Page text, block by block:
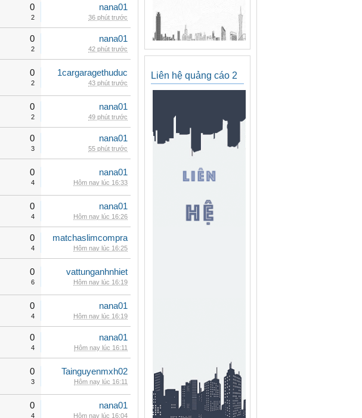
0
2
nana01
36 phút trước
0
2
nana01
42 phút trước
0
2
1cargaragethuduc
43 phút trước
0
2
nana01
49 phút trước
0
3
nana01
55 phút trước
0
4
nana01
Hôm nay lúc 16:33
0
4
nana01
Hôm nay lúc 16:26
0
4
matchaslimcompra
Hôm nay lúc 16:25
0
6
vattunganhnhiet
Hôm nay lúc 16:19
0
4
nana01
Hôm nay lúc 16:19
0
4
nana01
Hôm nay lúc 16:11
0
3
Tainguyenmxh02
Hôm nay lúc 16:11
0
4
nana01
Hôm nay lúc 16:04
Liên hệ quảng cáo 2